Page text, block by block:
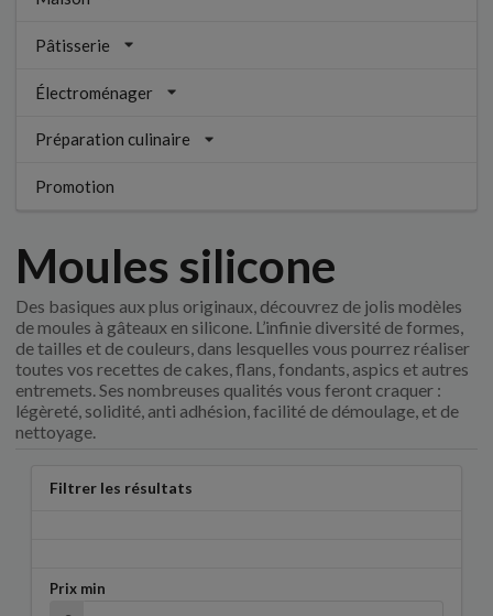
Pâtisserie
Électroménager
Préparation culinaire
Promotion
Moules silicone
Des basiques aux plus originaux, découvrez de jolis modèles
de moules à gâteaux en silicone. L’infinie diversité de formes,
de tailles et de couleurs, dans lesquelles vous pourrez réaliser
toutes vos recettes de cakes, flans, fondants, aspics et autres
entremets. Ses nombreuses qualités vous feront craquer :
légèreté, solidité, anti adhésion, facilité de démoulage, et de
nettoyage.
Filtrer les résultats
Prix min